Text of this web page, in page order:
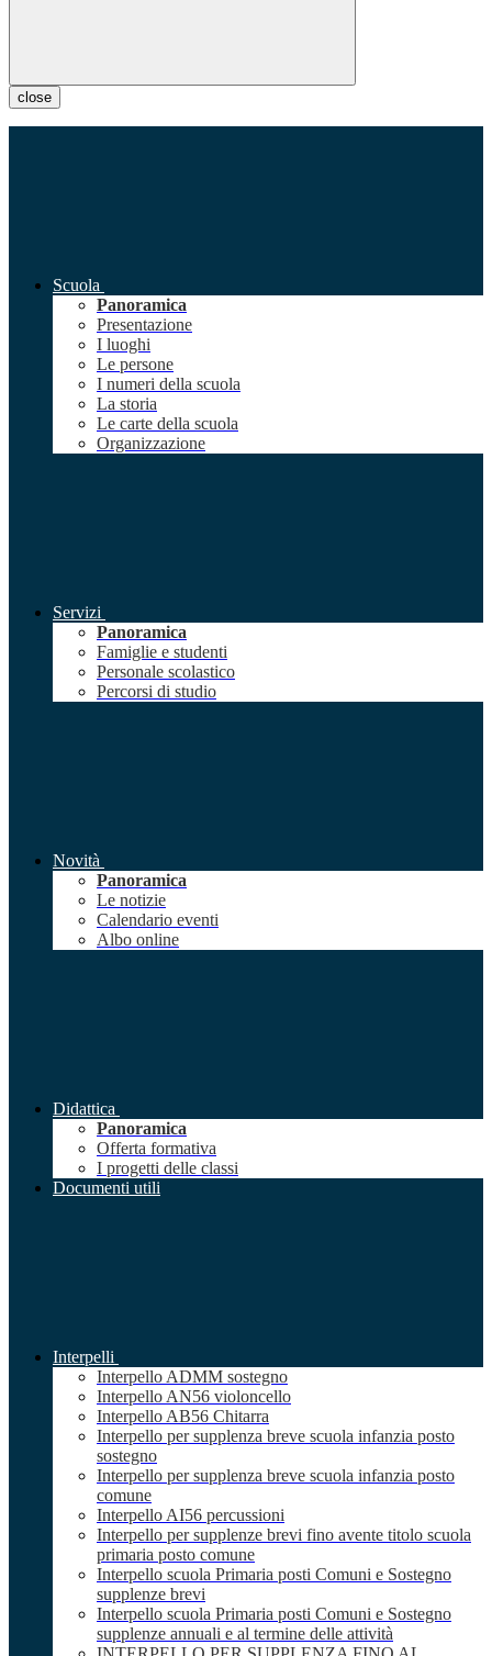
close
Scuola
Panoramica
Presentazione
I luoghi
Le persone
I numeri della scuola
La storia
Le carte della scuola
Organizzazione
Servizi
Panoramica
Famiglie e studenti
Personale scolastico
Percorsi di studio
Novità
Panoramica
Le notizie
Calendario eventi
Albo online
Didattica
Panoramica
Offerta formativa
I progetti delle classi
Documenti utili
Interpelli
Interpello ADMM sostegno
Interpello AN56 violoncello
Interpello AB56 Chitarra
Interpello per supplenza breve scuola infanzia posto
sostegno
Interpello per supplenza breve scuola infanzia posto
comune
Interpello AI56 percussioni
Interpello per supplenze brevi fino avente titolo scuola
primaria posto comune
Interpello scuola Primaria posti Comuni e Sostegno
supplenze brevi
Interpello scuola Primaria posti Comuni e Sostegno
supplenze annuali e al termine delle attività